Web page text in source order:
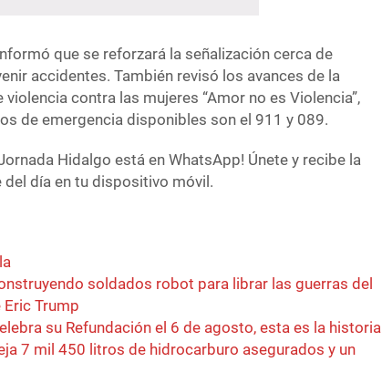
que se reforzará la señalización cerca de
accidentes. También revisó los avances de la
contra las mujeres “Amor no es Violencia”,
de emergencia disponibles son el 911 y 089.
Hidalgo está en WhatsApp! Únete y recibe la
día en tu dispositivo móvil.
soldados robot para librar las guerras del
Trump
su Refundación el 6 de agosto, esta es la historia
7 mil 450 litros de hidrocarburo asegurados y un